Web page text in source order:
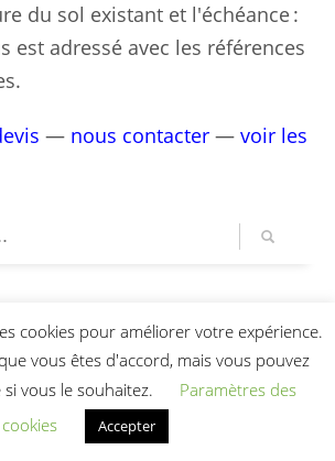
du sol existant et l'échéance :
est adressé avec les références
— nous contacter — voir les
cookies pour améliorer votre expérience.
vous êtes d'accord, mais vous pouvez
vous le souhaitez.
Paramètres des
cookies
Accepter